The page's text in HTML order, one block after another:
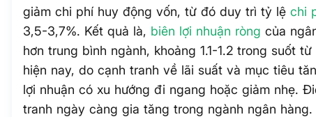
giảm chi phí huy động vốn, từ đó duy trì tỷ lệchi
3,5-3,7%. Kết quả là, biên lợi nhuận ròng của
hơn trung bình ngành, khoảng 1.1-1.2 trong suốt
hiện nay, do cạnh tranh về lãi suất và mục tiêu
lợi nhuận có xu hướng đi ngang hoặc giảm nhẹ.
tranh ngày càng gia tăng trong ngành ngân hàng.